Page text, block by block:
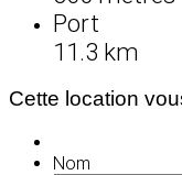
Port
11.3 km
Cette location
Nom